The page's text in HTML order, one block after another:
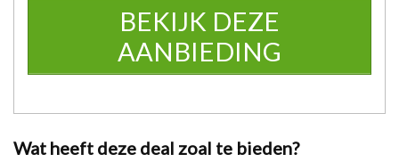
BEKIJK DEZE
AANBIEDING
Wat heeft deze deal zoal te bieden?